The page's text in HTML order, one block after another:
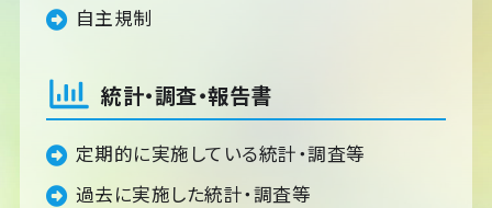
自主規制
統計・調査・報告書
定期的に実施している統計・調査等
過去に実施した統計・調査等